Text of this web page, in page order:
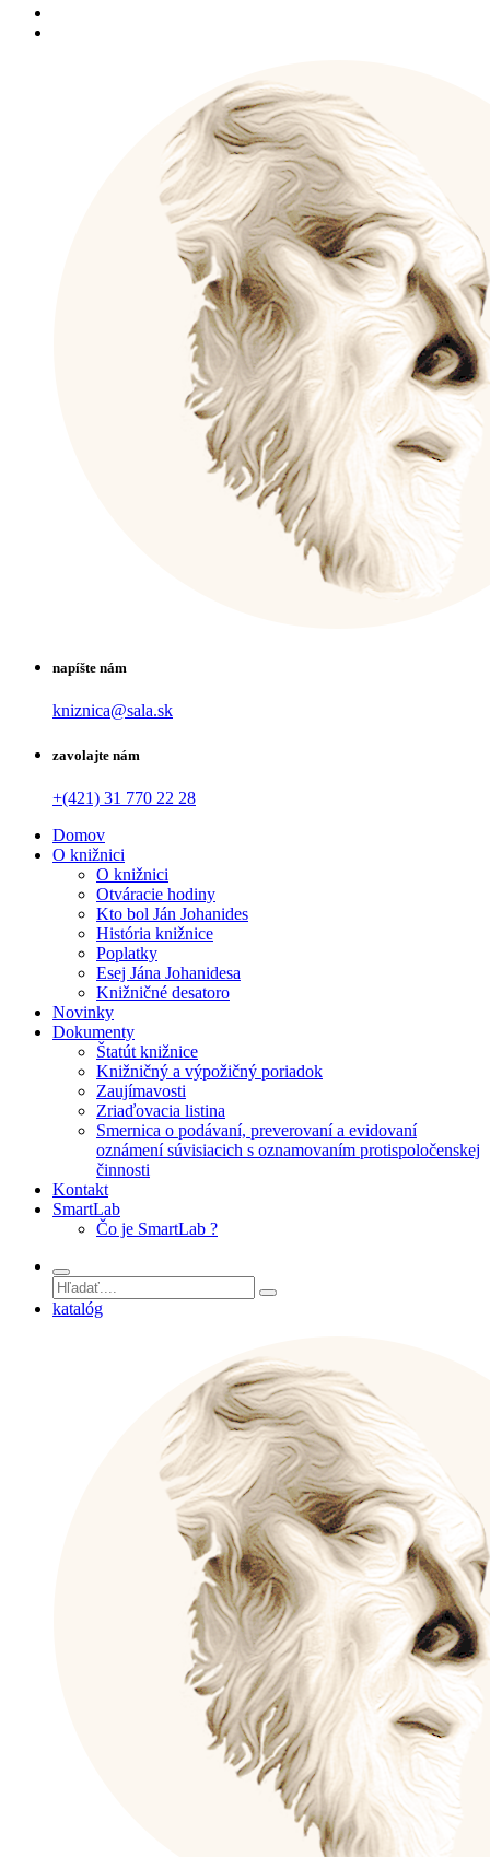
napíšte nám
kniznica@sala.sk
zavolajte nám
+(421) 31 770 22 28
Domov
O knižnici
O knižnici
Otváracie hodiny
Kto bol Ján Johanides
História knižnice
Poplatky
Esej Jána Johanidesa
Knižničné desatoro
Novinky
Dokumenty
Štatút knižnice
Knižničný a výpožičný poriadok
Zaujímavosti
Zriaďovacia listina
Smernica o podávaní, preverovaní a evidovaní
oznámení súvisiacich s oznamovaním protispoločenskej
činnosti
Kontakt
SmartLab
Čo je SmartLab ?
katalóg